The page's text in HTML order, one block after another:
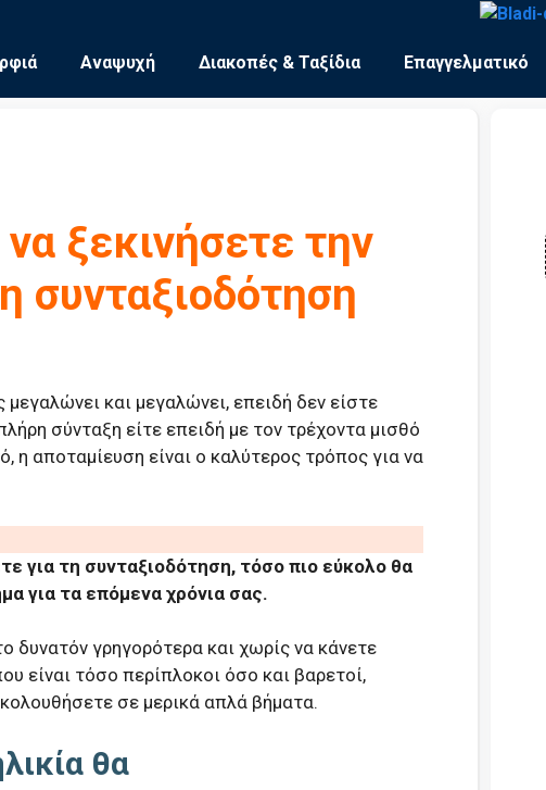
Αναψυχή Διακοπές & Ταξίδια Επαγγελματικό
ξεκινήσετε την
συνταξιοδότηση
μεγαλώνει και μεγαλώνει, επειδή δεν είστε
σύνταξη είτε επειδή με τον τρέχοντα μισθό
η αποταμίευση είναι ο καλύτερος τρόπος για να
για τη συνταξιοδότηση, τόσο πιο εύκολο θα
για τα επόμενα χρόνια σας.
δυνατόν γρηγορότερα και χωρίς να κάνετε
είναι τόσο περίπλοκοι όσο και βαρετοί,
σε μερικά απλά βήματα.
θα